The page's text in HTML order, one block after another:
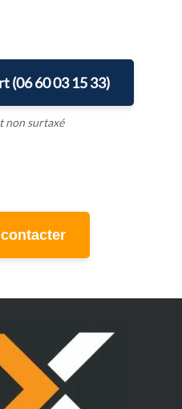
(06 60 03 15 33)
non surtaxé